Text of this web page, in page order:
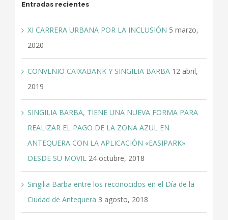
Entradas recientes
XI CARRERA URBANA POR LA INCLUSIÓN 5 marzo,
2020
CONVENIO CAIXABANK Y SINGILIA BARBA 12 abril,
2019
SINGILIA BARBA, TIENE UNA NUEVA FORMA PARA
REALIZAR EL PAGO DE LA ZONA AZUL EN
ANTEQUERA CON LA APLICACIÓN «EASIPARK»
DESDE SU MOVIL 24 octubre, 2018
Singilia Barba entre los reconocidos en el Día de la
Ciudad de Antequera 3 agosto, 2018